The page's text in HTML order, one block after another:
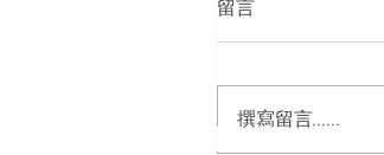
留言
撰寫留言......
​關於頤德事業群